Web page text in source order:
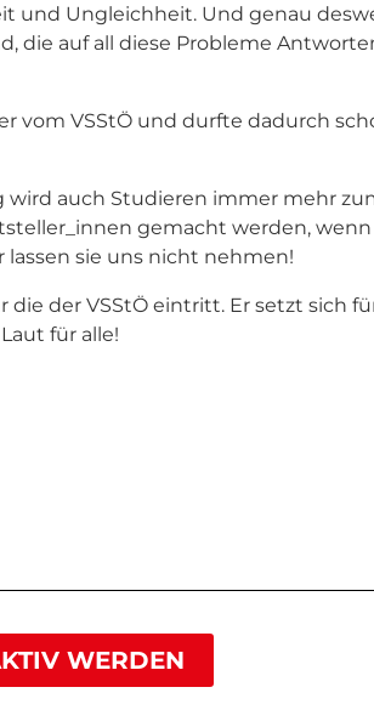
und Ungleichheit. Und genau
die auf all diese Probleme
vom VSStÖ und durfte dadurch
auch Studieren immer mehr
gemacht werden,
sie uns nicht nehmen!
der VSStÖ eintritt. Er setzt sich
für alle!
WERDEN